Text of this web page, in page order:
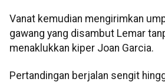
Vanat kemudian mengirimkan
gawang yang disambut Lemar
menaklukkan kiper Joan Garcia.
Pertandingan berjalan sengit